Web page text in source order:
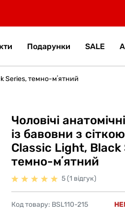
Подарунки SALE
Series, темно-мʼятний
Чоловічі
із бавовни з
Classic Light, Black
темно-мʼятний
5 (1 відгук)
Код товару: BSL110-215